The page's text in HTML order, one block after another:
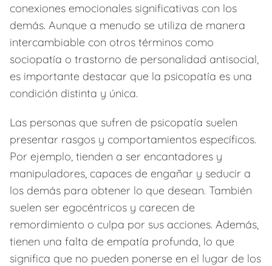
conexiones emocionales significativas con los
demás. Aunque a menudo se utiliza de manera
intercambiable con otros términos como
sociopatía o trastorno de personalidad antisocial,
es importante destacar que la psicopatía es una
condición distinta y única.
Las personas que sufren de psicopatía suelen
presentar rasgos y comportamientos específicos.
Por ejemplo, tienden a ser encantadores y
manipuladores, capaces de engañar y seducir a
los demás para obtener lo que desean. También
suelen ser egocéntricos y carecen de
remordimiento o culpa por sus acciones. Además,
tienen una falta de empatía profunda, lo que
significa que no pueden ponerse en el lugar de los